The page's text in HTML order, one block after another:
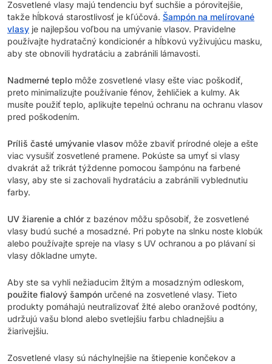
Zosvetlené vlasy majú tendenciu byť suchšie a pórovitejšie,
takže hĺbková starostlivosť je kľúčová. Šampón na melírované
vlasy je najlepšou voľbou na umývanie vlasov. Pravidelne
používajte hydratačný kondicionér a hĺbkovú vyživujúcu masku,
aby ste obnovili hydratáciu a zabránili lámavosti.
Nadmerné teplo môže zosvetlené vlasy ešte viac poškodiť,
preto minimalizujte používanie fénov, žehličiek a kulmy. Ak
musíte použiť teplo, aplikujte tepelnú ochranu na ochranu vlasov
pred poškodením.
Príliš časté umývanie vlasov môže zbaviť prírodné oleje a ešte
viac vysušiť zosvetlené pramene. Pokúste sa umyť si vlasy
dvakrát až trikrát týždenne pomocou šampónu na farbené
vlasy, aby ste si zachovali hydratáciu a zabránili vyblednutiu
farby.
UV žiarenie a chlór z bazénov môžu spôsobiť, že zosvetlené
vlasy budú suché a mosadzné. Pri pobyte na slnku noste klobúk
alebo používajte spreje na vlasy s UV ochranou a po plávaní si
vlasy dôkladne umyte.
Aby ste sa vyhli nežiaducim žltým a mosadzným odleskom,
použite fialový šampón určené na zosvetlené vlasy. Tieto
produkty pomáhajú neutralizovať žlté alebo oranžové podtóny,
udržujú vašu blond alebo svetlejšiu farbu chladnejšiu a
žiarivejšiu.
Zosvetlené vlasy sú náchylnejšie na štiepenie končekov a